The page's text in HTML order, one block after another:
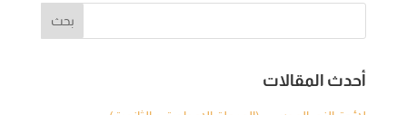
أحدث المقالات